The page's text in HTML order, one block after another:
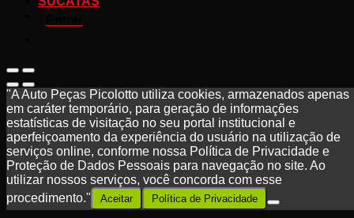
"A Auto Peças Picolotto utiliza cookies, armazenados apenas
em caráter temporário, para geração de informações
estatísticas de visitação no seu portal institucional e
aperfeiçoamento da experiência do usuário na utilização de
serviços online, conforme nossa Política de Privacidade e
Proteção de Dados Pessoais para navegação no site. Ao
utilizar nossos serviços, você concorda com esse
procedimento."
Aceitar Política de Privacidade